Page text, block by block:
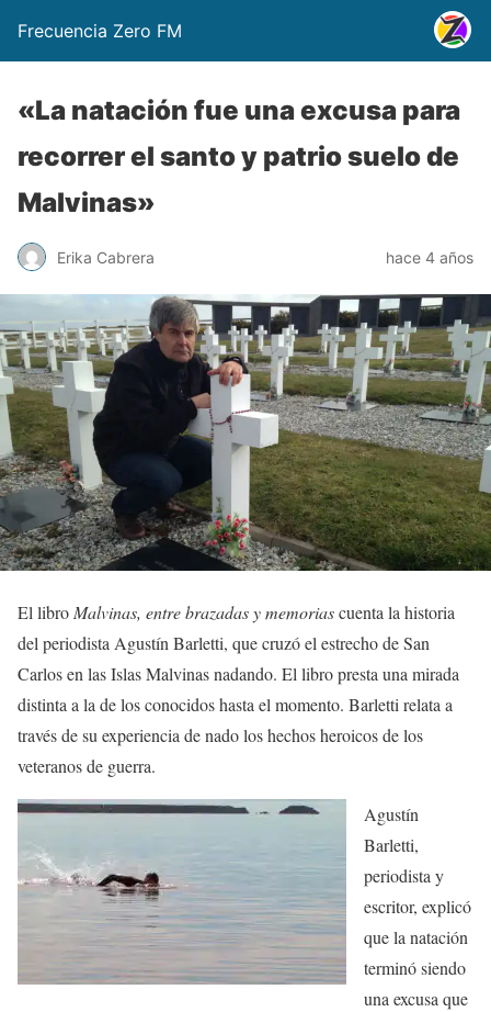
Frecuencia Zero FM
«La natación fue una excusa para
recorrer el santo y patrio suelo de
Malvinas»
Erika Cabrera hace 4 años
El libro Malvinas, entre brazadas y memoriascuenta la historia
del periodista Agustín Barletti, que cruzó el estrecho de San
Carlos en las Islas Malvinas nadando. El libro presta una mirada
distinta a la de los conocidos hasta el momento. Barletti relata a
través de su experiencia de nado los hechos heroicos de los
veteranos de guerra.
Agustín
Barletti,
periodista y
escritor, explicó
que la natación
terminó siendo
una excusa que